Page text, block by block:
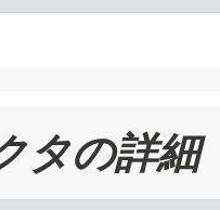
タの詳細